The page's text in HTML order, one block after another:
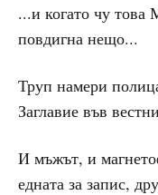
...и когато чу това
повдигна нещо...
Труп намери
Заглавие във
И мъжът, и
едната за запис,